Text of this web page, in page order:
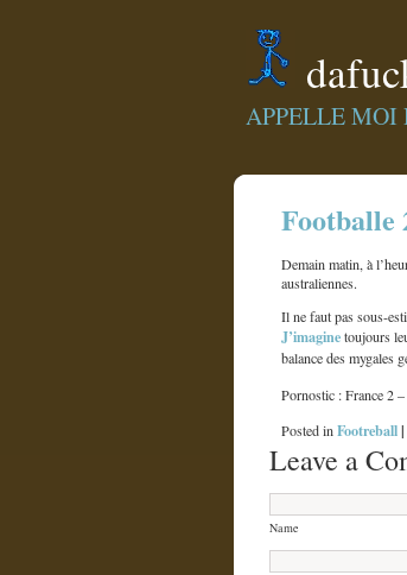
APPELLE MOI
Footballe
Demain matin, à
australiennes.
Il ne faut pas sous-
J’imaginetoujours
balance des mygales
Pornostic : France 2 –
Posted inFootreball|
Leave a
Name